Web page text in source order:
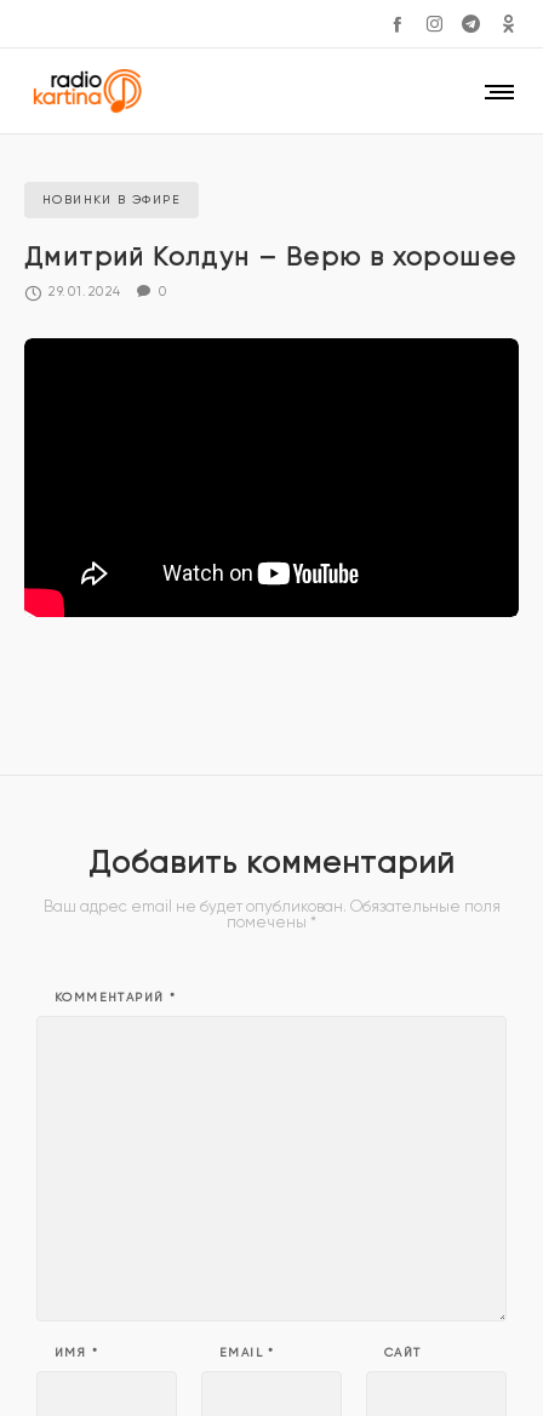
НОВИНКИ В ЭФИРЕ
Дмитрий Колдун – Верю в хорошее
29.01.2024 0
Добавить комментарий
Ваш адрес email не будет опубликован. Обязательные поля
помечены *
КОММЕНТАРИЙ *
ИМЯ * EMAIL* САЙТ